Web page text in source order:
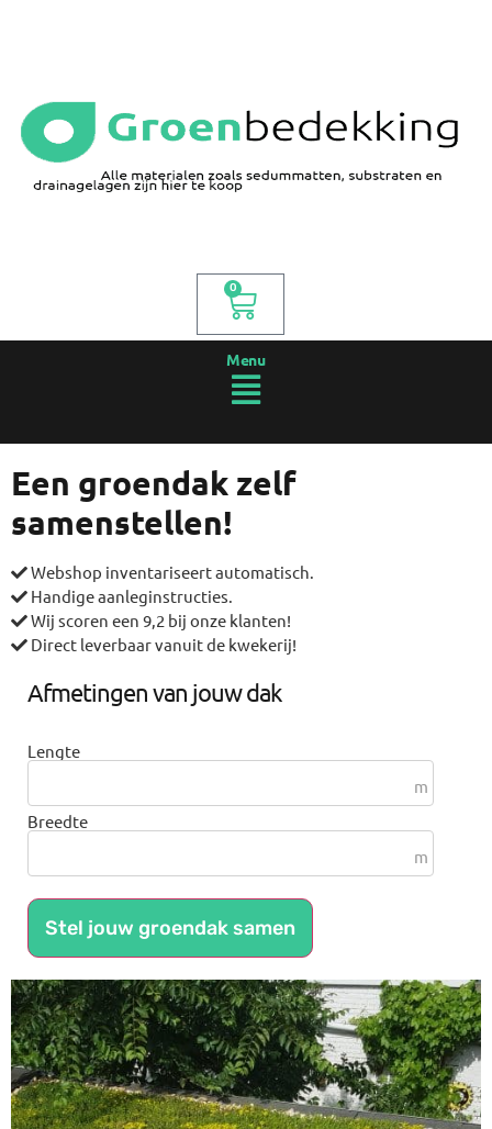
0
Menu
Een groendak zelf
samenstellen!
Webshop inventariseert automatisch.
Handige aanleginstructies.
Wij scoren een 9,2 bij onze klanten!
Direct leverbaar vanuit de kwekerij!
Afmetingen van jouw dak
Lengte
m
Breedte
m
Stel jouw groendak samen